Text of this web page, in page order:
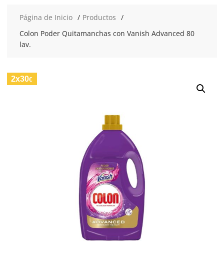
Página de Inicio
Productos
Colon Poder Quitamanchas con Vanish Advanced 80
lav.
2x30€